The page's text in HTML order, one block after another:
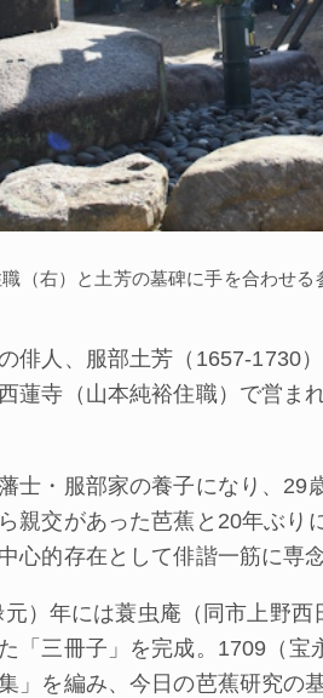
（右）と土芳の墓碑に手を合わせ
俳人、服部土芳（1657-1730
蓮寺（山本純裕住職）で営ま
士・服部家の養子になり、29
親交があった芭蕉と20年ぶり
心的存在として俳諧一筋に専念
）年には蓑虫庵（同市上野西
「三冊子」を完成。1709（
」を編み、今日の芭蕉研究の